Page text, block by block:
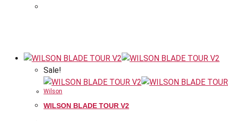
Sale!
Wilson
WILSON BLADE TOUR V2